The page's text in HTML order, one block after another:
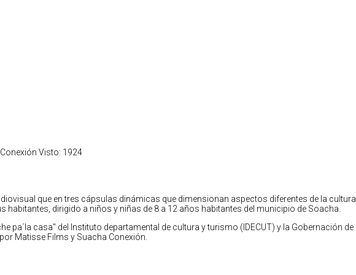
Visto: 1924
que en tres cápsulas dinámicas que dimensionan aspectos diferentes de la cultura
dirigido a niños y niñas de 8 a 12 años habitantes del municipio de Soacha.
pa´la casa" del Instituto departamental de cultura y turismo (IDECUT) y la Gobernación de
Matisse Films y Suacha Conexión.